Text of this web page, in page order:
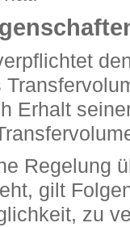
Erhalt
Regelung
gilt
zu